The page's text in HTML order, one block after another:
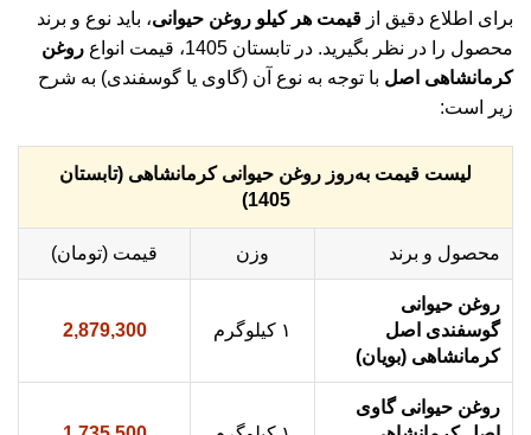
برای اطلاع دقیق از قیمت هر کیلو روغن حیوانی، باید نوع و برند
محصول را در نظر بگیرید. در تابستان 1405، قیمت انواع
روغن
کرمانشاهی اصل با توجه به نوع آن (گاوی یا گوسفندی) به شرح
زیر است:
لیست قیمت به‌روز روغن حیوانی کرمانشاهی (تابستان
1405)
محصول و برند وزن قیمت (تومان)
روغن حیوانی
گوسفندی اصل
کرمانشاهی (بویان)
۱ کیلوگرم 2,879,300
روغن حیوانی گاوی